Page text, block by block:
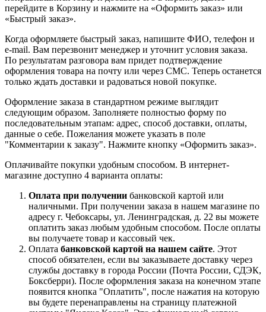
перейдите в Корзину и нажмите на «Оформить заказ» или
«Быстрый заказ».
Когда оформляете быстрый заказ, напишите ФИО, телефон и
e-mail. Вам перезвонит менеджер и уточнит условия заказа.
По результатам разговора вам придет подтверждение
оформления товара на почту или через СМС. Теперь останется
только ждать доставки и радоваться новой покупке.
Оформление заказа в стандартном режиме выглядит
следующим образом. Заполняете полностью форму по
последовательным этапам: адрес, способ доставки, оплаты,
данные о себе. Пожелания можете указать в поле
"Комментарии к заказу". Нажмите кнопку «Оформить заказ».
Оплачивайте покупки удобным способом. В интернет-
магазине доступно 4 варианта оплаты:
Оплата при получении банковской картой или
наличными. При получении заказа в нашем магазине по
адресу г. Чебоксары, ул. Ленинградская, д. 22 вы можете
оплатить заказ любым удобным способом. После оплаты
вы получаете товар и кассовый чек.
Оплата банковской картой на нашем сайте. Этот
способ обязателен, если вы заказываете доставку через
службы доставку в города России (Почта России, СДЭК,
Боксберри). После оформления заказа на конечном этапе
появится кнопка "Оплатить", после нажатия на которую
вы будете перенаправлены на страницу платежной